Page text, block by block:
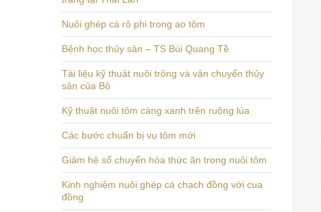
Nuôi ghép cá rô phi trong ao tôm
Bệnh học thủy sản – TS Bùi Quang Tề
Tài liệu kỹ thuật nuôi trông và vận chuyển thủy
sản của Bộ
Kỹ thuật nuôi tôm càng xanh trên ruộng lúa
Các bước chuẩn bị vụ tôm mới
Giảm hệ số chuyển hóa thức ăn trong nuôi tôm
Kinh nghiệm nuôi ghép cá chạch đồng với cua
đồng